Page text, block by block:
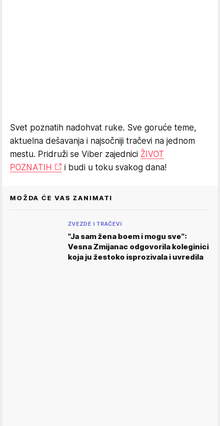
Svet poznatih nadohvat ruke. Sve goruće teme,
aktuelna dešavanja i najsočniji tračevi na jednom
mestu. Pridruži se Viber zajednici ŽIVOT
POZNATIH
i budi u toku svakog dana!
MOŽDA ĆE VAS ZANIMATI
ZVEZDE I TRAČEVI
"Ja sam žena boem i mogu sve":
Vesna Zmijanac odgovorila koleginici
koja ju žestoko isprozivala i uvredila